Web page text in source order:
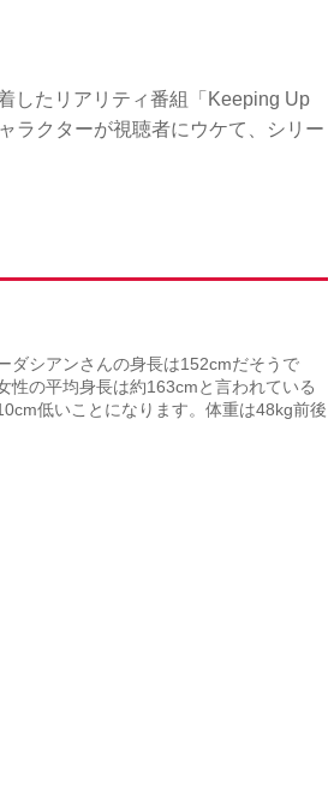
したリアリティ番組「Keeping Up
ラクターが視聴者にウケて、シリー
ダシアンさんの身長は152cmだそうで
性の平均身長は約163cmと言われている
低いことになります。体重は48kg前後